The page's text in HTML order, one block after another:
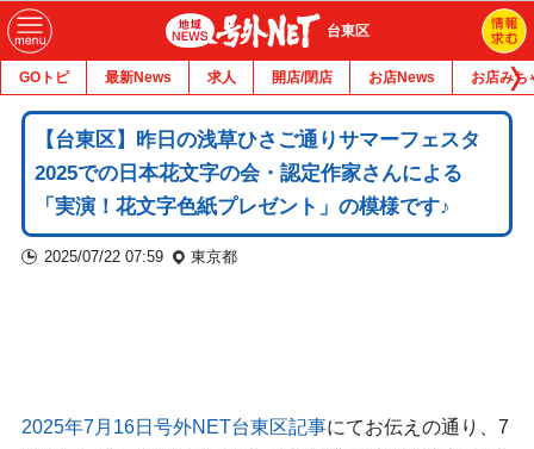
台東区
GOトピ 最新News 求人 開店/閉店 お店News お店みち
【台東区】昨日の浅草ひさご通りサマーフェスタ
2025での日本花文字の会・認定作家さんによる
「実演！花文字色紙プレゼント」の模様です♪
2025/07/22 07:59 東京都
2025年7月16日号外NET台東区記事にてお伝えの通り、7